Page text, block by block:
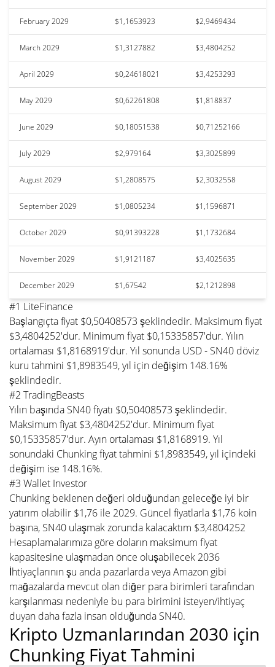
February 2029 $1,1653923 $2,9469434
March 2029 $1,3127882 $3,4804252
April 2029 $0,24618021 $3,4253293
May 2029 $0,62261808 $1,818837
June 2029 $0,18051538 $0,71252166
July 2029 $2,979164 $3,3025899
August 2029 $1,2808575 $2,3032558
September 2029 $1,0805234 $1,1596871
October 2029 $0,91393228 $1,1732684
November 2029 $1,9121187 $3,4025635
December 2029 $1,67542 $2,1212898
#1 LiteFinance
Başlangıçta fiyat $0,50408573 şeklindedir. Maksimum fiyat
$3,4804252'dur. Minimum fiyat $0,15335857'dur. Yılın
ortalaması $1,8168919'dur. Yıl sonunda USD - SN40 döviz
kuru tahmini $1,8983549, yıl için değişim 148.16%
şeklindedir.
#2 TradingBeasts
Yılın başında SN40 fiyatı $0,50408573 şeklindedir.
Maksimum fiyat $3,4804252'dur. Minimum fiyat
$0,15335857'dur. Ayın ortalaması $1,8168919. Yıl
sonundaki Chunking fiyat tahmini $1,8983549, yıl içindeki
değişim ise 148.16%.
#3 Wallet Investor
Chunking beklenen değeri olduğundan geleceğe iyi bir
yatırım olabilir $1,76 ile 2029. Güncel fiyatlarla $1,76 koin
başına, SN40 ulaşmak zorunda kalacaktım $3,4804252
Hesaplamalarımıza göre doların maksimum fiyat
kapasitesine ulaşmadan önce oluşabilecek 2036
İhtiyaçlarının şu anda pazarlarda veya Amazon gibi
mağazalarda mevcut olan diğer para birimleri tarafından
karşılanması nedeniyle bu para birimini isteyen/ihtiyaç
duyan daha fazla insan olduğunda SN40.
Kripto Uzmanlarından 2030 için
Chunking Fiyat Tahmini